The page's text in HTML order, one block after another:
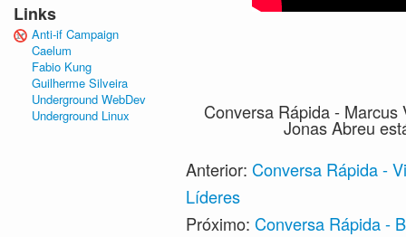
Conversa Rápida -
Jonas Abreu
Anterior: Conversa Rápida -
Líderes
Próximo: Conversa Rápida -
Links
Anti-if Campaign
Caelum
Fabio Kung
Guilherme Silveira
Underground WebDev
Underground Linux